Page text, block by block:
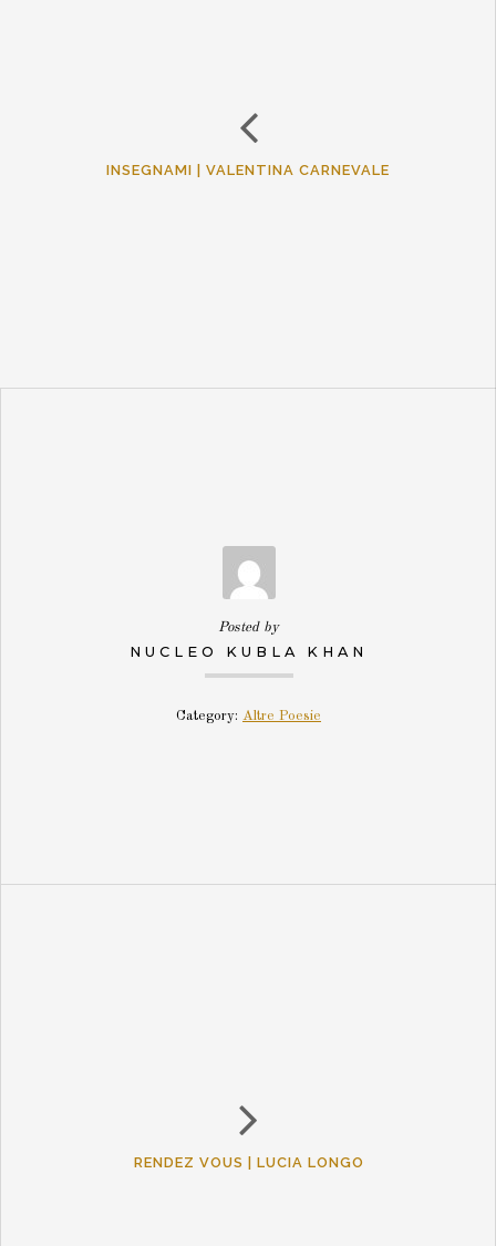
INSEGNAMI | VALENTINA CARNEVALE
Posted by
NUCLEO KUBLA KHAN
Category: Altre Poesie
RENDEZ VOUS | LUCIA LONGO